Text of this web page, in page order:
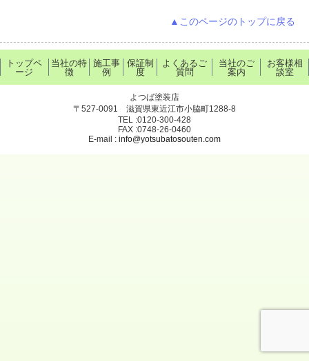
▲このページのトップに戻る
トップペ
ージ
当社の特
徴
施工事
例
保証制
度
よくあるご
質問
当社のご
案内
お客様相
談室
よつば塗装店
〒527-0091 滋賀県東近江市小脇町1288-8
TEL :0120-300-428
FAX :0748-26-0460
E-mail : info@yotsubatosouten.com